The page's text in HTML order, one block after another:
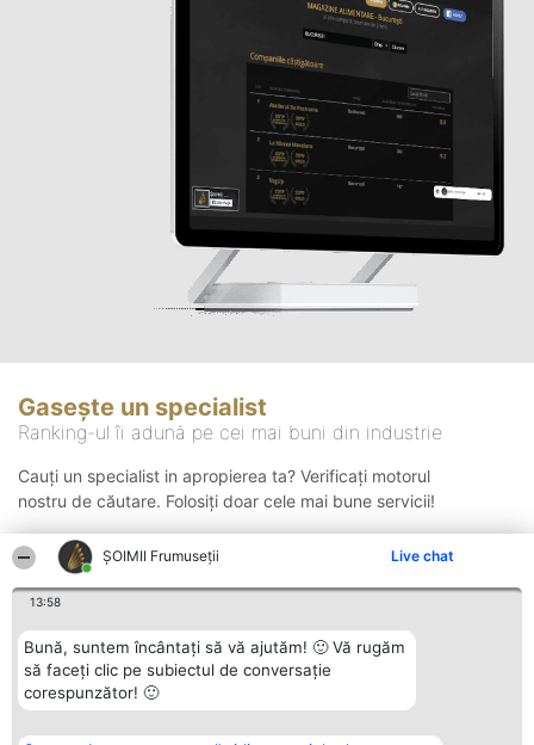
ȘOIMII Frumuseții Live chat
13:58
Bună, suntem încântați să vă ajutăm! 🙂 Vă rugăm
să faceți clic pe subiectul de conversație
corespunzător! 🙂
Gasește un specialist
Ranking-ul îi adună pe cei mai buni din industrie
Cauți un specialist in apropierea ta? Verificați motorul
nostru de căutare. Folosiți doar cele mai bune servicii!